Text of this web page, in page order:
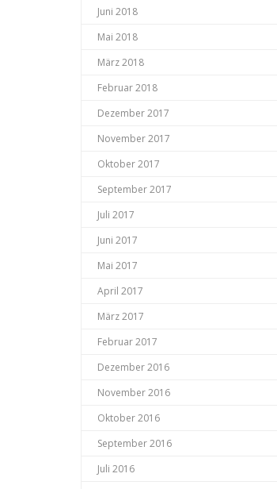
Juni 2018
Mai 2018
März 2018
Februar 2018
Dezember 2017
November 2017
Oktober 2017
September 2017
Juli 2017
Juni 2017
Mai 2017
April 2017
März 2017
Februar 2017
Dezember 2016
November 2016
Oktober 2016
September 2016
Juli 2016